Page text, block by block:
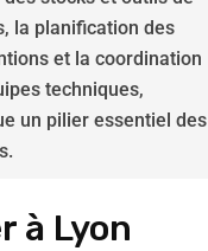
la planification des
et la coordination
techniques,
un pilier essentiel des
à Lyon